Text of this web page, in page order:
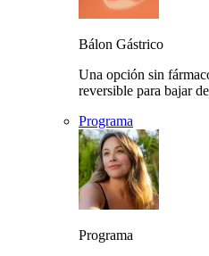
Bálon Gástrico
Una opción sin
reversible para bajar
Programa
Programa